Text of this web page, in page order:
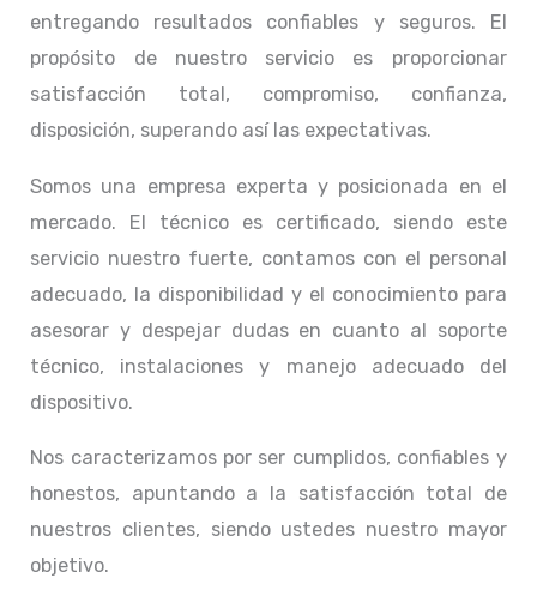
entregando resultados confiables y seguros. El
propósito de nuestro servicio es proporcionar
satisfacción total, compromiso, confianza,
disposición, superando así las expectativas.
Somos una empresa experta y posicionada en el
mercado. El técnico es certificado, siendo este
servicio nuestro fuerte, contamos con el personal
adecuado, la disponibilidad y el conocimiento para
asesorar y despejar dudas en cuanto al soporte
técnico, instalaciones y manejo adecuado del
dispositivo.
Nos caracterizamos por ser cumplidos, confiables y
honestos, apuntando a la satisfacción total de
nuestros clientes, siendo ustedes nuestro mayor
objetivo.